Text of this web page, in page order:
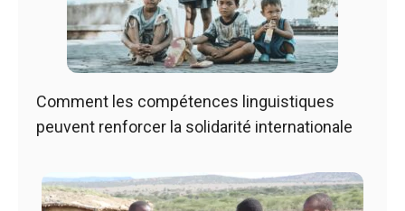
Comment les compétences linguistiques
peuvent renforcer la solidarité internationale